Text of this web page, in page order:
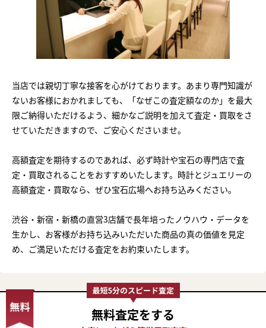
当店では親切丁寧な接客を心がけております。あまり専門知識が
ないお客様におかれましても、「なぜこの査定額なのか」を最大
限ご納得いただけるよう、細かなご説明を加えて査定・買取をさ
せていただきますので、ご安心くださいませ。
高額査定を期待するのであれば、必ず時計や宝石の専門店で査
定・買取されることをおすすめいたします。時計とジュエリーの
高額査定・買取なら、ぜひ宝石広場へお持ち込みください。
渋谷・新宿・新橋の直営3店舗で長年培ったノウハウ・データを
生かし、お客様がお持ち込みいただいた商品の真の価値を見定
め、ご満足いただける査定をお約束いたします。
無料査定をする